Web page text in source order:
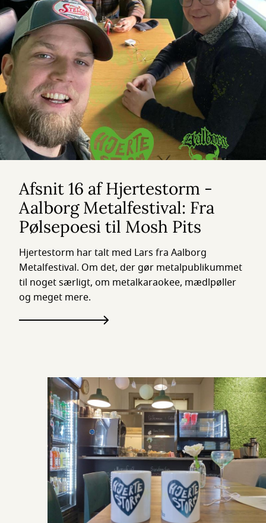
Afsnit 16 af Hjertestorm -
Aalborg Metalfestival: Fra
Pølsepoesi til Mosh Pits
Hjertestorm har talt med Lars fra Aalborg
Metalfestival. Om det, der gør metalpublikummet
til noget særligt, om metalkaraokee, mædlpøller
og meget mere.